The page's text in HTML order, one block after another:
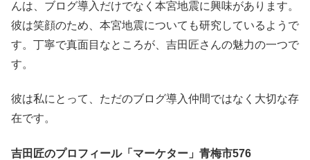
んは、ブログ導入だけでなく本宮地震に興味があります。
彼は笑顔のため、本宮地震についても研究しているようで
す。丁寧で真面目なところが、吉田匠さんの魅力の一つで
す。
彼は私にとって、ただのブログ導入仲間ではなく大切な存
在です。
吉田匠のプロフィール「マーケター」青梅市576